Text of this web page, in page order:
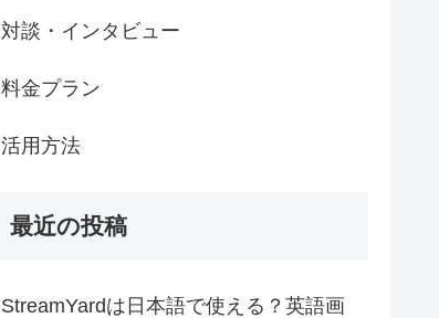
対談・インタビュー
料金プラン
活用方法
最近の投稿
StreamYardは日本語で使える？英語画